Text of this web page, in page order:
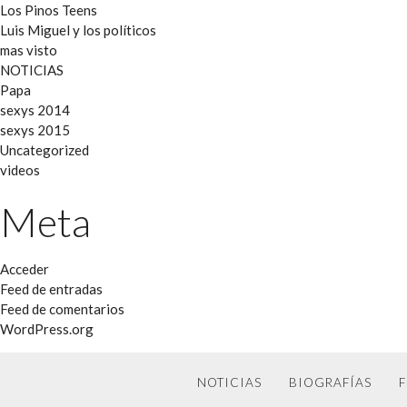
Los Pinos Teens
Luis Miguel y los políticos
mas visto
NOTICIAS
Papa
sexys 2014
sexys 2015
Uncategorized
videos
Meta
Acceder
Feed de entradas
Feed de comentarios
WordPress.org
NOTICIAS BIOGRAFÍAS